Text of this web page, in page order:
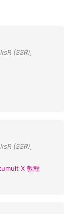
(SSR),
(SSR),
X 教程